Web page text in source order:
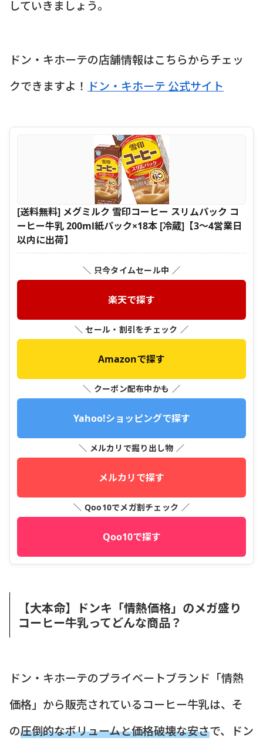
していきましょう。
ドン・キホーテの店舗情報はこちらからチェッ
クできますよ！ ドン・キホーテ 公式サイト
[送料無料] メグミルク 雪印コーヒー スリムパック コ
ーヒー牛乳 200ml紙パック×18本 [冷蔵]【3〜4営業日
以内に出荷】
＼ 只今タイムセール中 ／
楽天で探す
＼ セール・割引をチェック ／
Amazonで探す
＼ クーポン配布中かも ／
Yahoo!ショッピングで探す
＼ メルカリで掘り出し物 ／
メルカリで探す
＼ Qoo10でメガ割チェック ／
Qoo10で探す
【大本命】ドンキ「情熱価格」のメガ盛り
コーヒー牛乳ってどんな商品？
ドン・キホーテのプライベートブランド「情熱
価格」から販売されているコーヒー牛乳は、そ
の圧倒的なボリュームと価格破壊な安さで、ドン